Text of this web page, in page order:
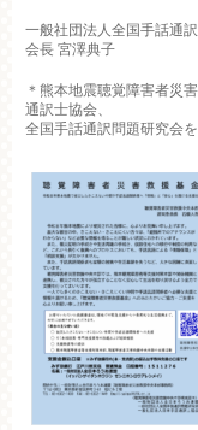
一般社団法人全国手話通
会長 宮澤典子
＊熊本地震聴覚障害者災
通訳士協会、
全国手話通訳問題研究会